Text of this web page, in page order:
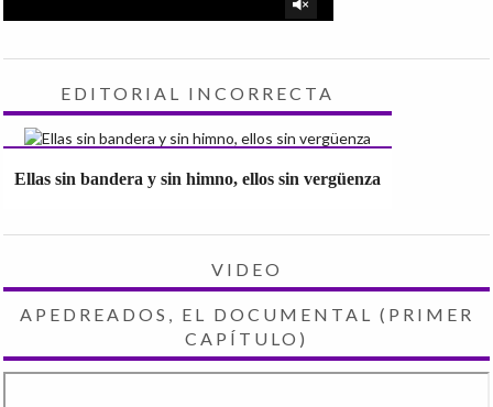
EDITORIAL INCORRECTA
Ellas sin bandera y sin himno, ellos sin vergüenza
VIDEO
APEDREADOS, EL DOCUMENTAL (PRIMER
CAPÍTULO)